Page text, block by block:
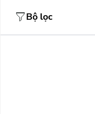
Bộ lọc